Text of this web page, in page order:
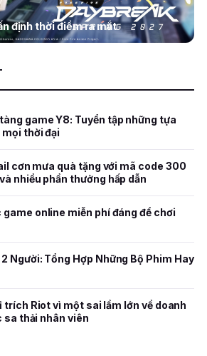
định thời điểm ra mắt
game Y8: Tuyển tập những tựa
thời đại
cơn mưa quà tặng với mã code 300
nhiều phần thưởng hấp dẫn
online miễn phí đáng để chơi
Người: Tổng Hợp Những Bộ Phim Hay
Riot vì một sai lầm lớn về doanh
sa thải nhân viên